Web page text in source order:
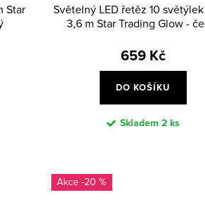
Star
Světelný LED řetěz 10
3,6 m Star Trading Glow -
659 Kč
DO KOŠÍKU
Skladem 2 ks
-20 %